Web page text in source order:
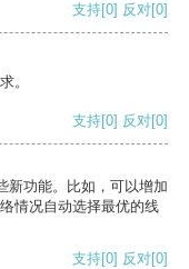
支持[0] 反对[0]
。
支持[0] 反对[0]
新功能。比如，可以增加
情况自动选择最优的线
支持[0] 反对[0]